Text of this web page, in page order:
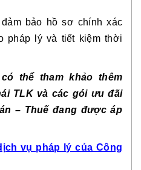
bảo hồ sơ chính xác
pháp lý và tiết kiệm thời
thể tham khảo thêm
TLK và các gói ưu đãi
– Thuế đang được áp
vụ pháp lý của Công